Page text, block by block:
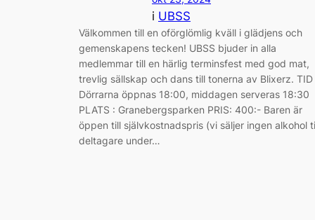
i UBSS
Välkommen till en oförglömlig kväll i glädjens och
gemenskapens tecken! UBSS bjuder in alla
medlemmar till en härlig terminsfest med god mat,
trevlig sällskap och dans till tonerna av Blixerz. TID
Dörrarna öppnas 18:00, middagen serveras 18:30
PLATS : Granebergsparken PRIS: 400:- Baren är
öppen till självkostnadspris (vi säljer ingen alkohol
deltagare under…